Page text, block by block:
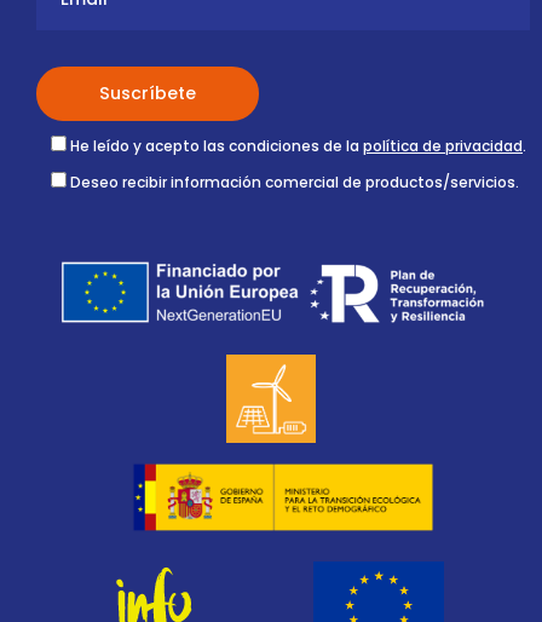
He leído y acepto las condiciones de la política de privacidad.
Deseo recibir información comercial de productos/servicios.